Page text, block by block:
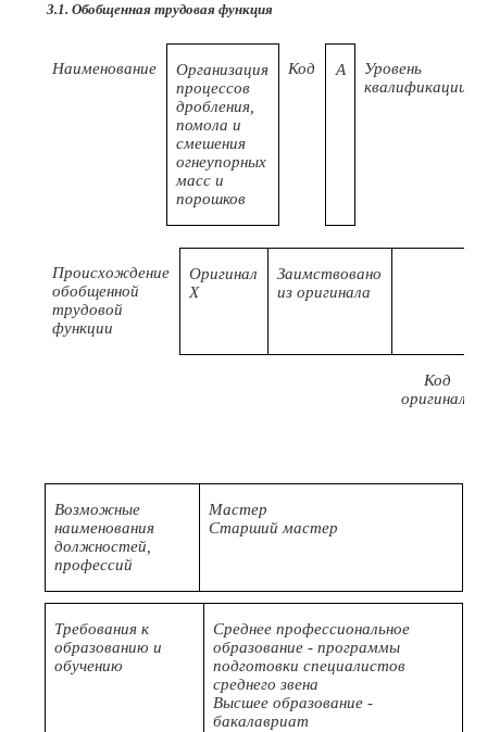
3.1. Обобщенная трудовая функция
Наименование
Организация
процессов
дробления,
помола и
смешения
огнеупорных
масс и
порошков
Код А
Уровень
квалификации
Происхождение
обобщенной
трудовой
функции
Оригинал
X
Заимствовано
из оригинала
Код
оригинала
Возможные
наименования
должностей,
профессий
Мастер
Старший мастер
Требования к
образованию и
обучению
Среднее профессиональное
образование - программы
подготовки специалистов
среднего звена
Высшее образование -
бакалавриат